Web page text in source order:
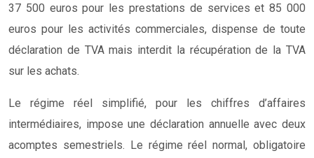
37 500 euros pour les prestations de services et 85 000
euros pour les activités commerciales, dispense de toute
déclaration de TVA mais interdit la récupération de la TVA
sur les achats.
Le régime réel simplifié, pour les chiffres d’affaires
intermédiaires, impose une déclaration annuelle avec deux
acomptes semestriels. Le régime réel normal, obligatoire